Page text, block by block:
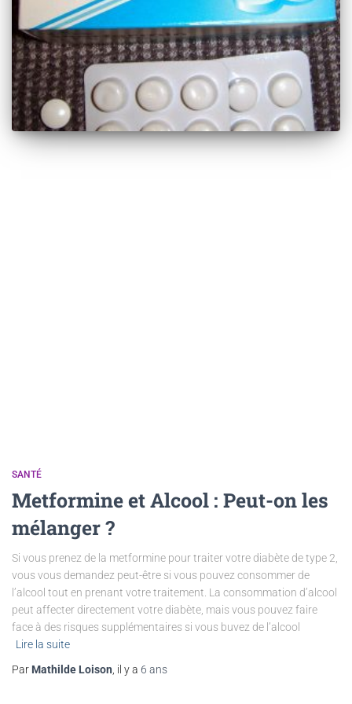
SANTÉ
Metformine et Alcool : Peut-on les
mélanger ?
Si vous prenez de la metformine pour traiter votre diabète de type 2,
vous vous demandez peut-être si vous pouvez consommer de
l’alcool tout en prenant votre traitement. La consommation d’alcool
peut affecter directement votre diabète, mais vous pouvez faire
face à des risques supplémentaires si vous buvez de l’alcool
Lire la suite
Par Mathilde Loison, il y a 6 ans